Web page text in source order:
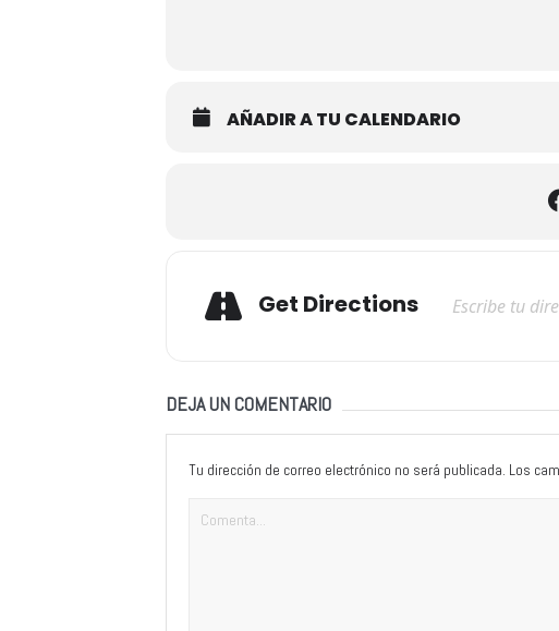
AÑADIR A TU CALENDARIO
Get Directions
DEJA UN COMENTARIO
Tu dirección de correo electrónico no será publicada. Los